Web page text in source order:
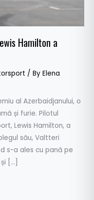
Hamilton a
/ By Elena
al Azerbaidjanului, o
și furie. Pilotul
Lewis Hamilton, a
său, Valtteri
s-a ales cu pană pe
[…]